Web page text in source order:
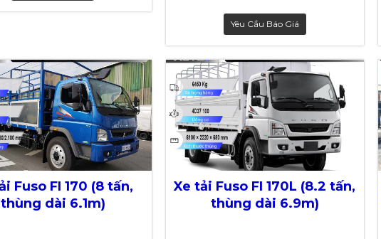
Yêu Cầu Báo Giá
Fuso FI 170 (8 tấn,
thùng dài 6.1m)
Xe tải Fuso FI 170L (8.2 tấn,
thùng dài 6.9m)